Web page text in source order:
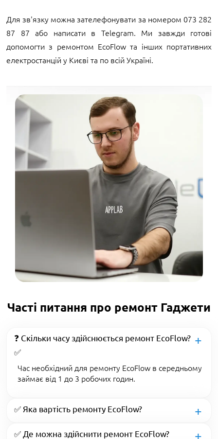
Для зв'язку можна зателефонувати за номером 073 282
87 87 або написати в Telegram. Ми завжди готові
допомогти з ремонтом EcoFlow та інших портативних
електростанцій у Києві та по всій Україні.
Часті питання про ремонт Гаджети
❓ Скільки часу здійснюється ремонт EcoFlow?
✅
Час необхідний для ремонту EcoFlow в середньому
займає від 1 до 3 робочих годин.
✅ Яка вартість ремонту EcoFlow?
✅ Де можна здійснити ремонт EcoFlow?